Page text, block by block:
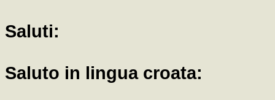
Saluti:
Saluto in lingua croata: